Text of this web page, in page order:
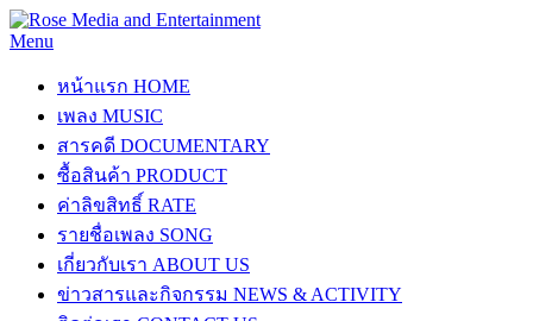
Menu
หน้าแรก HOME
เพลง MUSIC
สารคดี DOCUMENTARY
ซื้อสินค้า PRODUCT
ค่าลิขสิทธิ์ RATE
รายชื่อเพลง SONG
เกี่ยวกับเรา ABOUT US
ข่าวสารและกิจกรรม NEWS & ACTIVITY